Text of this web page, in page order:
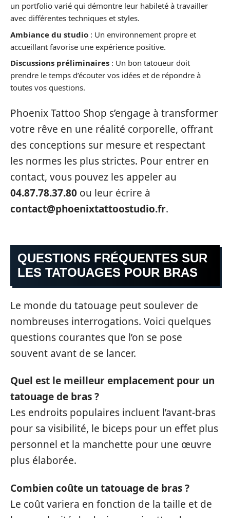
un portfolio varié qui démontre leur habileté à travailler
avec différentes techniques et styles.
Ambiance du studio : Un environnement propre et
accueillant favorise une expérience positive.
Discussions préliminaires : Un bon tatoueur doit
prendre le temps d’écouter vos idées et de répondre à
toutes vos questions.
Phoenix Tattoo Shop s’engage à transformer
votre rêve en une réalité corporelle, offrant
des conceptions sur mesure et respectant
les normes les plus strictes. Pour entrer en
contact, vous pouvez les appeler au
04.87.78.37.80 ou leur écrire à
contact@phoenixtattoostudio.fr.
QUESTIONS FRÉQUENTES SUR
LES TATOUAGES POUR BRAS
Le monde du tatouage peut soulever de
nombreuses interrogations. Voici quelques
questions courantes que l’on se pose
souvent avant de se lancer.
Quel est le meilleur emplacement pour un
tatouage de bras ?
Les endroits populaires incluent l’avant-bras
pour sa visibilité, le biceps pour un effet plus
personnel et la manchette pour une œuvre
plus élaborée.
Combien coûte un tatouage de bras ?
Le coût variera en fonction de la taille et de